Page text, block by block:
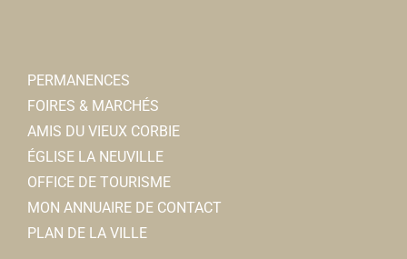
PERMANENCES
FOIRES & MARCHÉS
AMIS DU VIEUX CORBIE
ÉGLISE LA NEUVILLE
OFFICE DE TOURISME
MON ANNUAIRE DE CONTACT
PLAN DE LA VILLE